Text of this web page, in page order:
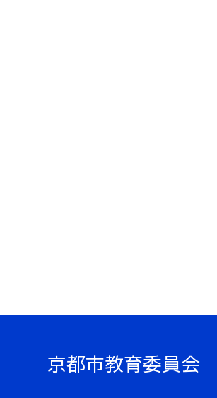
京都市教育委員会